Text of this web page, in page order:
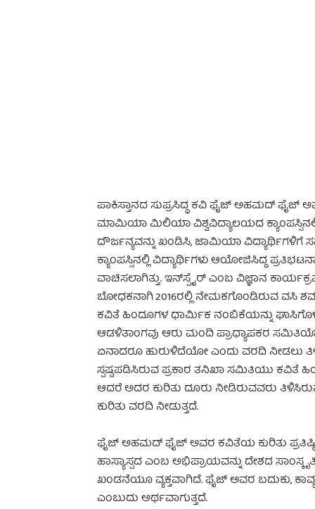
ಪಾಕಿಸ್ತಾನದ ಸುಪ್ರಸಿದ್ಧ ಕವಿ ಫೈಜ್ ಅಹಮದ್
ಮಾಮಿಯಾ ಮಿಲಿಯಾ ವಿಶ್ವವಿದ್ಯಾಲಯದ
ದೌರ್ಜನ್ಯವನ್ನು ಖಂಡಿಸಿ, ಜಾಮಿಯಾ ವಿದ್ಯಾರ್ಥಿಗಳಿಗೆ
ಕ್ಯಾಂಪಸ್ಸಿನಲ್ಲಿ ವಿದ್ಯಾರ್ಥಿಗಳು ಆಯೋಜಿಸಿದ್ದ
ವಾಚಿಸಲಾಗಿತ್ತು. ಇನ್‍ಸ್ಪೈರ್ ಎಂಬ ವಿಜ್ಞಾನ
ಬೋಧಕನಾಗಿ 2016ರಲ್ಲಿ ನೇಮಕಗೊಂಡಿರುವ ವಸಿ
ಕವಿತೆ ಹಿಂದೂಗಳ ಧಾರ್ಮಿಕ ನಂಬಿಕೆಯನ್ನು
ಆಡಳಿತಾಂಗವು ಆರು ಮಂದಿ ಪ್ರಾಧ್ಯಾಪಕರ
ಏನಾದರೂ ಹುರುಳಿದೆಯೋ ಎಂದು ವರದಿ ನೀಡಲು
ಸ್ಪಷ್ಟಪಡಿಸಿರುವ ಪ್ರಕಾರ ತನಿಖಾ ಸಮಿತಿಯು ಕವಿತೆ
ಆದರೆ ಅದರ ಕುರಿತು ದೂರು ನೀಡಿರುವವರು
ಕುರಿತು ವರದಿ ನೀಡುತ್ತದೆ.
ಫೈಜ್ ಅಹಮದ್ ಫೈಜ್ ಅವರ ಕವಿತೆಯ ಕುರಿತು
ಹಾಸ್ಯಾಸ್ಪದ ಎಂಬ ಅಭಿಪ್ರಾಯವನ್ನು ದೇಶದ
ಖಂಡನೆಯೂ ವ್ಯಕ್ತವಾಗಿದೆ. ಫೈಜ್ ಅವರ ಬದುಕು,
ಎಂಬುದು ಅರ್ಥವಾಗುತ್ತದೆ.